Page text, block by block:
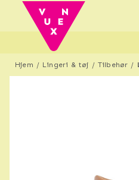
Hjem Lingeri & tøj Tilbehør